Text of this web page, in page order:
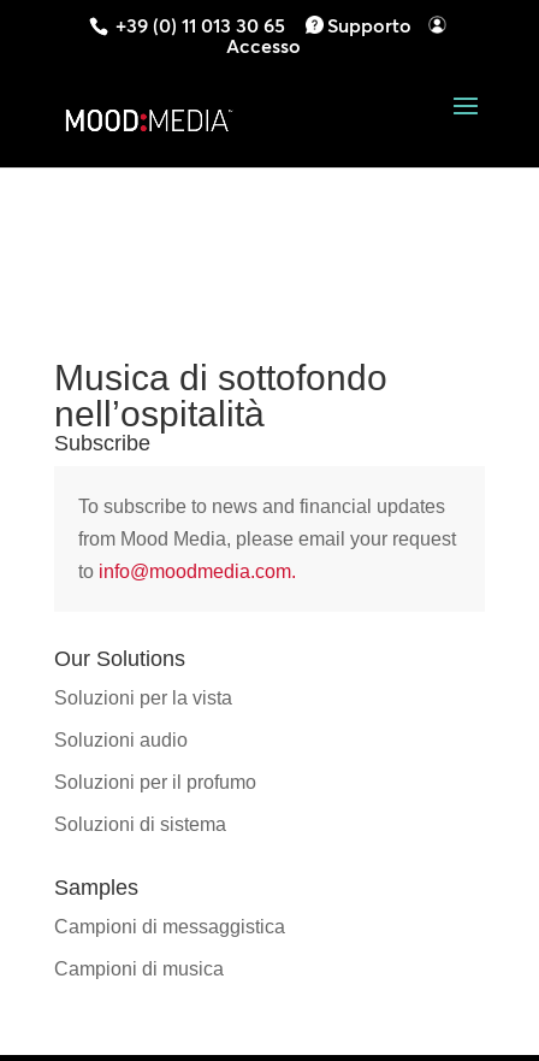
+39 (0) 11 013 30 65
Supporto
Accesso
Musica di sottofondo
nell’ospitalità
Subscribe
To subscribe to news and financial updates
from Mood Media, please email your request
to info@moodmedia.com.
Our Solutions
Soluzioni per la vista
Soluzioni audio
Soluzioni per il profumo
Soluzioni di sistema
Samples
Campioni di messaggistica
Campioni di musica